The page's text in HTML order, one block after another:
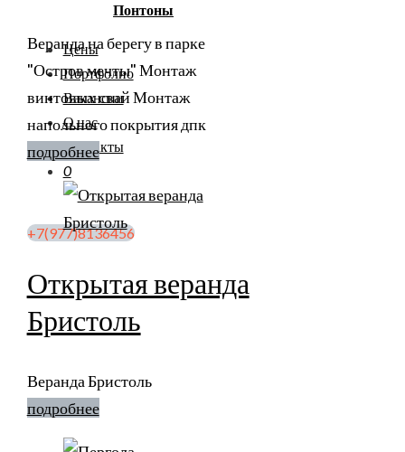
Понтоны
Цены
Портфолио
Вакансии
О нас
Контакты
0
+7(977)8136456
Веранда на берегу в парке
"Остров мечты" Монтаж
винтовых свай Монтаж
напольного покрытия дпк
подробнее
Открытая веранда
Бристоль
Веранда Бристоль
подробнее